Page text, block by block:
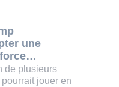
une
de plusieurs
jouer en